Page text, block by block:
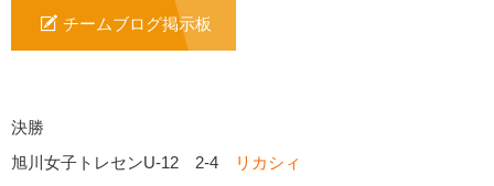
チームブログ掲示板
決勝
旭川女子トレセンU-12 2-4
リカシィ